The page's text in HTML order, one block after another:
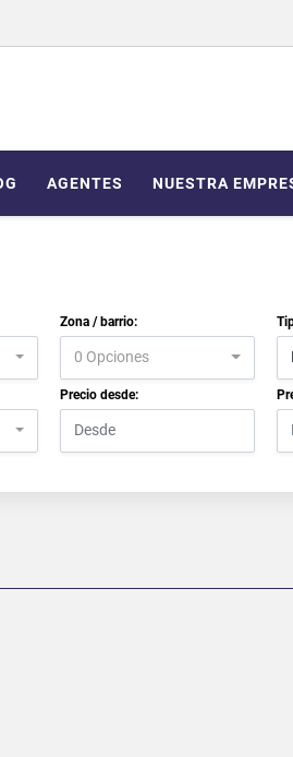
AGENTES NUESTRA
Zona / barrio:
0 Opciones
Precio desde: